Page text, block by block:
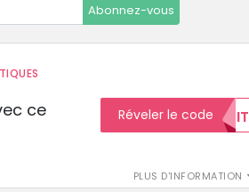
Abonnez-vous
ce
PLUS D'INFORMATION
Réveler le codeGRATUIT